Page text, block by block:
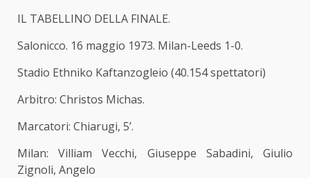
IL TABELLINO DELLA FINALE.
Salonicco. 16 maggio 1973. Milan-Leeds 1-0.
Stadio Ethniko Kaftanzogleio (40.154 spettatori)
Arbitro: Christos Michas.
Marcatori: Chiarugi, 5’.
Milan: Villiam Vecchi, Giuseppe Sabadini, Giulio
Zignoli, Angelo